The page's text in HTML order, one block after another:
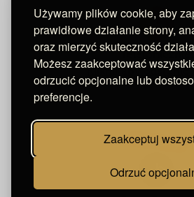
Używamy plików cookie, aby
prawidłowe działanie strony,
oraz mierzyć skuteczność
Możesz zaakceptować
odrzucić opcjonalne lub
preferencje.
Zaakceptuj
Odrzuć
Telefonicznie:
Kliknij aby odsłonić